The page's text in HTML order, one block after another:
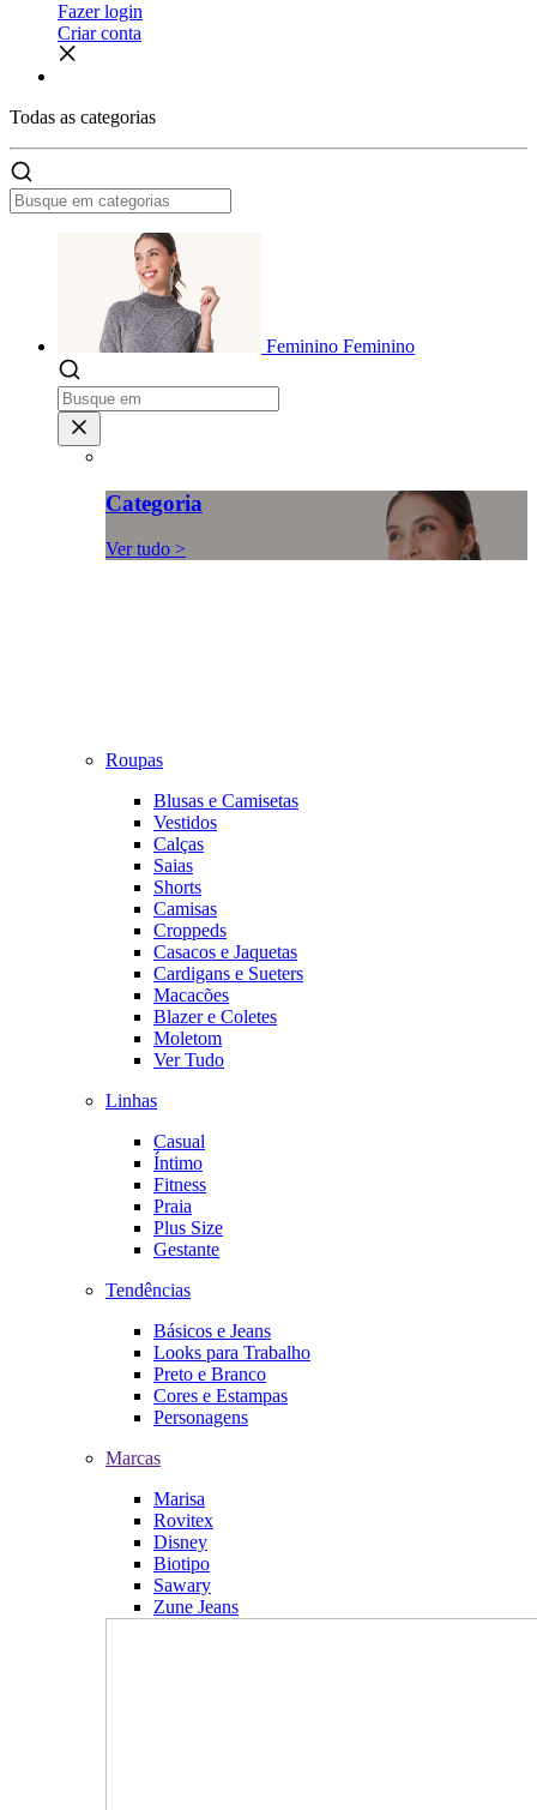
Fazer login
Criar conta
Todas as categorias
Feminino Feminino
Categoria
Ver tudo >
Roupas
Blusas e Camisetas
Vestidos
Calças
Saias
Shorts
Camisas
Croppeds
Casacos e Jaquetas
Cardigans e Sueters
Macacões
Blazer e Coletes
Moletom
Ver Tudo
Linhas
Casual
Íntimo
Fitness
Praia
Plus Size
Gestante
Tendências
Básicos e Jeans
Looks para Trabalho
Preto e Branco
Cores e Estampas
Personagens
Marcas
Marisa
Rovitex
Disney
Biotipo
Sawary
Zune Jeans